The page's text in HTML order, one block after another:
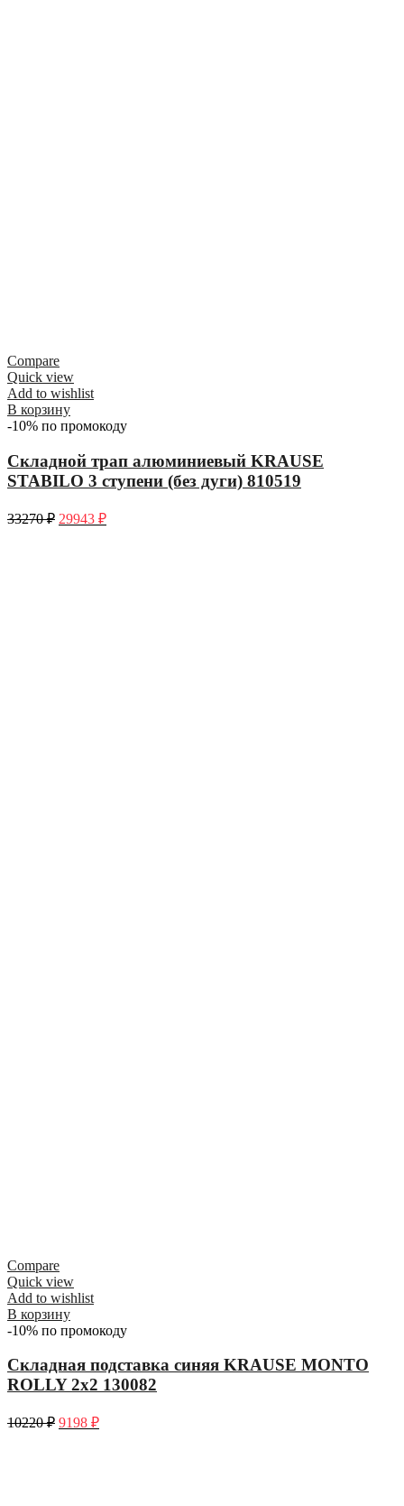
Compare
Quick view
Add to wishlist
В корзину
-10% по промокоду
Складной трап алюминиевый KRAUSE
STABILO 3 ступени (без дуги) 810519
33270₽ 29943 ₽
Compare
Quick view
Add to wishlist
В корзину
-10% по промокоду
Складная подставка синяя KRAUSE MONTO
ROLLY 2х2 130082
10220₽ 9198 ₽